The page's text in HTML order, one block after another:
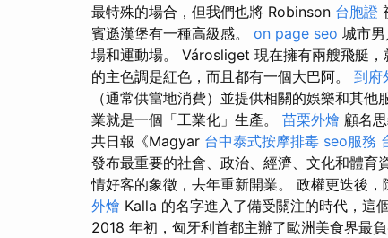
最特殊的場合，但我們也將 Robinson 台胞證
賓遜漢堡有一種高級感。 on page seo 城市
場和運動場。 Városliget 現在擁有兩艘飛艇，
的主色調是紅色，而且都有一個大巴阿。 到府
（通常供當地消費）並提供相關的娛樂和其他
業就是一個「工業化」生產。 苗栗外燴 顧名
共日報《Magyar 台中泰式按摩排毒 seo服務
發布最重要的社會、政治、經濟、文化和體育
情好客的象徵，去年重新開業。 政權更迭後
外燴 Kalla 的名字進入了備受關注的時代，這
2018 年初，匈牙利首都主辦了歐洲美食界最